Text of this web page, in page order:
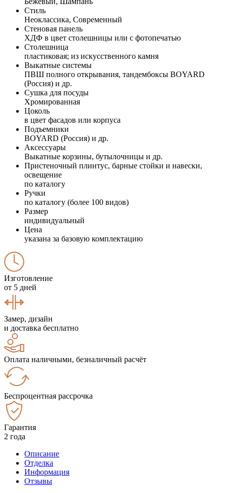
Стиль
Неоклассика, Современный
Стеновая панель
ХДФ в цвет столешницы или с фотопечатью
Столешница
пластиковая; из искусственного камня
Выкатные системы
ПВШ полного открывания, тандембоксы BOYARD
(Россия) и др.
Сушка для посуды
Хромированная
Цоколь
в цвет фасадов или корпуса
Подъемники
BOYARD (Россия) и др.
Аксессуары
Выкатные корзины, бутылочницы и др.
Пристеночный плинтус, барные стойки и навески,
освещение
по каталогу
Ручки
по каталогу (более 100 видов)
Размер
индивидуальный
Цена
указана за базовую комплектацию
Изготовление
от 5 дней
Замер, дизайн
и доставка бесплатно
Оплата наличными, безналичный расчёт
Беспроцентная рассрочка
Гарантия
2 года
Описание
Отделка
Информация
Отзывы